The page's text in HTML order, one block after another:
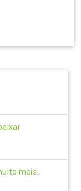
mais..